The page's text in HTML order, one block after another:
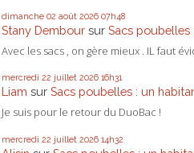
dimanche 02 août 2026 07h48
Stany Dembour sur Sacs poubelles
Avec les sacs , on gère mieux . IL faut
mercredi 22 juillet 2026 16h31
Liam sur Sacs poubelles : un
Je suis pour le retour du DuoBac !
mercredi 22 juillet 2026 14h32